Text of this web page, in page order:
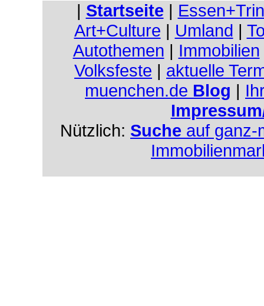
| Startseite |
Art+Culture | Umland |
Autothemen | Immobilien
Volksfeste | aktuelle
muenchen.de Blog |
Nützlich: Suche auf ganz-